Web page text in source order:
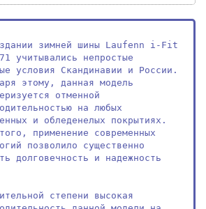
зимней шины Laufenn i-Fit
учитывались непростые
условия Скандинавии и России.
этому, данная модель
отменной
на любых
и обледенелых покрытиях.
применение современных
позволило существенно
долговечность и надежность
степени высокая